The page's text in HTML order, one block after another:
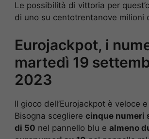
Le possibilità di vittoria per
di uno su centotrentanove milioni
Eurojackpot, i
martedì 19
2023
Il gioco dell’Eurojackpot è veloce
Bisogna scegliere cinque numeri
di 50 nel pannello blu e almeno